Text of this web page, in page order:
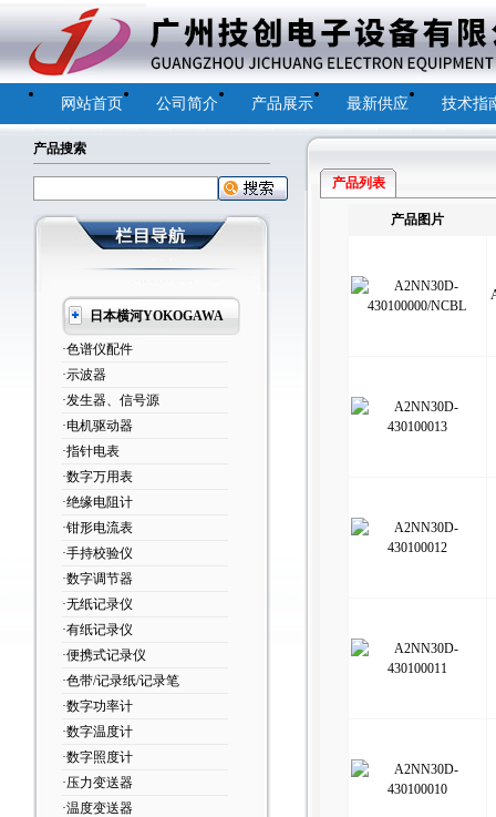
网站首页 公司简介 产品展示 最新供应 技术指
产品搜索
日本横河YOKOGAWA
·色谱仪配件
·示波器
·发生器、信号源
·电机驱动器
·指针电表
·数字万用表
·绝缘电阻计
·钳形电流表
·手持校验仪
·数字调节器
·无纸记录仪
·有纸记录仪
·便携式记录仪
·色带/记录纸/记录笔
·数字功率计
·数字温度计
·数字照度计
·压力变送器
·温度变送器
产品列表
产品图片